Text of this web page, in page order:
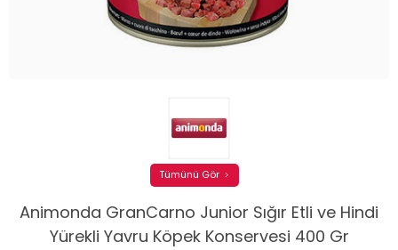
Animonda GranCarno Junior Sığır Etli ve Hindi
Yürekli Yavru Köpek Konservesi 400 Gr
Tümünü Gör